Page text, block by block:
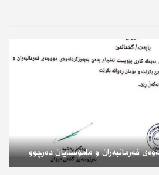
فەرمانبەران و مامۆستایان دەرچوو